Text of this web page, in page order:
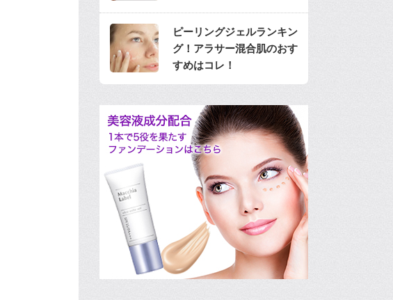
ピーリングジェルランキン
グ！アラサー混合肌のおす
すめはコレ！